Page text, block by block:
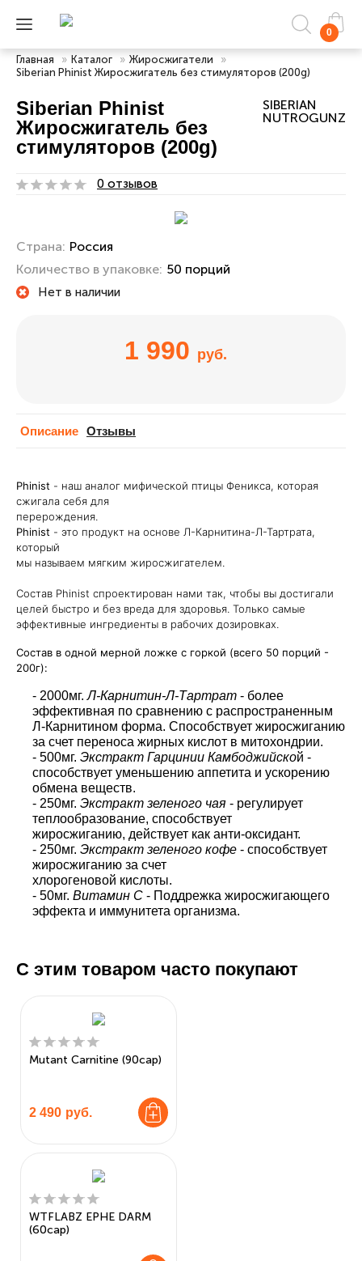
0
Главная » Каталог » Жиросжигатели
»
Siberian Phinist Жиросжигатель без стимуляторов (200g)
Siberian Phinist
Жиросжигатель без
стимуляторов (200g)
SIBERIAN
NUTROGUNZ
0 отзывов
Страна: Россия
Количество в упаковке: 50 порций
Нет в наличии
1 990 руб.
Описание Отзывы
Phinist - наш аналог мифической птицы Феникса, которая
сжигала себя для
перерождения.
Phinist - это продукт на основе Л-Карнитина-Л-Тартрата,
который
мы называем мягким жиросжигателем.
Состав Phinist спроектирован нами так, чтобы вы достигали
целей быстро и без вреда для здоровья. Только самые
эффективные ингредиенты в рабочих дозировках.
Состав в одной мерной ложке с горкой (всего 50 порций -
200г):
- 2000мг.Л-Карнитин-Л-Тартрат - более
эффективная по сравнению с распространенным
Л-Карнитином форма. Способствует жиросжиганию
за счет переноса жирных кислот в митохондрии.
- 500мг. Экстракт Гарцинии Камбоджийской -
способствует уменьшению аппетита и ускорению
обмена веществ.
- 250мг. Экстракт зеленого чая - регулирует
теплообразование, способствует
жиросжиганию, действует как анти-оксидант.
- 250мг. Экстракт зеленого кофе - способствует
жиросжиганию за счет
хлорогеновой кислоты.
- 50мг. Витамин С - Поддрежка жиросжигающего
эффекта и иммунитета организма.
С этим товаром часто покупают
Mutant Carnitine (90cap)
2 490 руб.
WTFLABZ EPHE DARM
(60cap)